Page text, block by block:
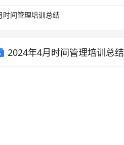
2024年4月时间管理培训总结